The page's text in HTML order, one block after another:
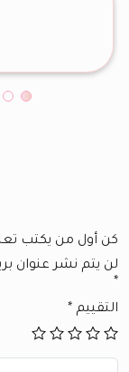
كن أول من يكتب
لن يتم نشر عنوان
*
التقييم *